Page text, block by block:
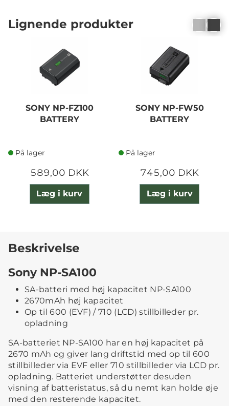
Lignende produkter
SONY NP-FZ100
BATTERY
På lager
589,00 DKK
Læg i kurv
SONY NP-FW50
BATTERY
På lager
745,00 DKK
Læg i kurv
Beskrivelse
Sony NP-SA100
SA-batteri med høj kapacitet NP-SA100
2670mAh høj kapacitet
Op til 600 (EVF) / 710 (LCD) stillbilleder pr.
opladning
SA-batteriet NP-SA100 har en høj kapacitet på
2670 mAh og giver lang driftstid med op til 600
stillbilleder via EVF eller 710 stillbilleder via LCD pr.
opladning. Batteriet understøtter desuden
visning af batteristatus, så du nemt kan holde øje
med den resterende kapacitet.